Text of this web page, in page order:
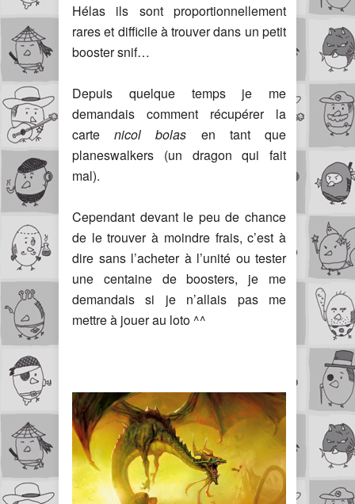
Hélas ils sont proportionnellement
rares et difficile à trouver dans un petit
booster snif…
Depuis quelque temps je me
demandais comment récupérer la
cartenicol bolas en tant que
planeswalkers (un dragon qui fait
mal).
Cependant devant le peu de chance
de le trouver à moindre frais, c’est à
dire sans l’acheter à l’unité ou tester
une centaine de boosters, je me
demandais si je n’allais pas me
mettre à jouer au loto ^^